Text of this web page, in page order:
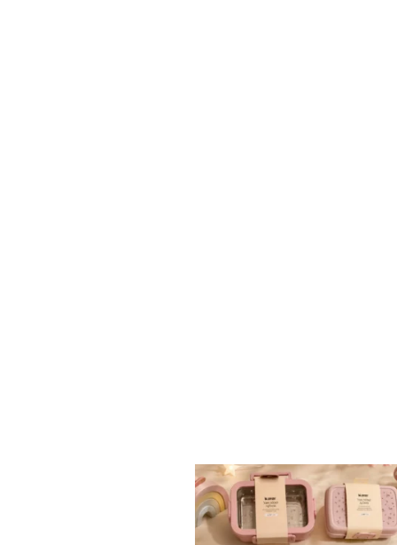
הקולקציה החדשה
9 4